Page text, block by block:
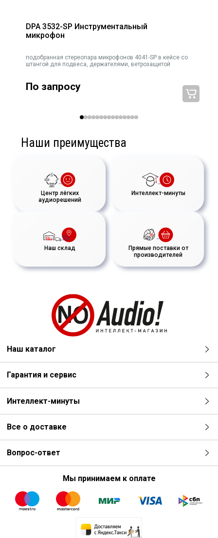
DPA 3532-SP Инструментальный
микрофон
подобранная стереопара микрофонов 4041-SP в кейсе со
штангой для подвеса, держателями, ветрозащитой
По запросу
Наши преимущества
Центр лёгких
аудиорешений
Интеллект-минуты
Наш склад
Прямые поставки от
производителей
Наш каталог
Гарантия и сервис
Интеллект-минуты
Все о доставке
Вопрос-ответ
Мы принимаем к оплате